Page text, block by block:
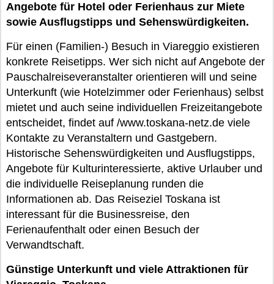
Angebote für Hotel oder Ferienhaus zur Miete
sowie Ausflugstipps und Sehenswürdigkeiten.
Für einen (Familien-) Besuch in Viareggio existieren
konkrete Reisetipps. Wer sich nicht auf Angebote der
Pauschalreiseveranstalter orientieren will und seine
Unterkunft (wie Hotelzimmer oder Ferienhaus) selbst
mietet und auch seine individuellen Freizeitangebote
entscheidet, findet auf /www.toskana-netz.de viele
Kontakte zu Veranstaltern und Gastgebern.
Historische Sehenswürdigkeiten und Ausflugstipps,
Angebote für Kulturinteressierte, aktive Urlauber und
die individuelle Reiseplanung runden die
Informationen ab. Das Reiseziel Toskana ist
interessant für die Businessreise, den
Ferienaufenthalt oder einen Besuch der
Verwandtschaft.
Günstige Unterkunft und viele Attraktionen für